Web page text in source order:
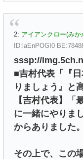
2: アイアンクロー(みか
ID:laEnPOGI0
sssp://
■吉村代表「『
りましょう』と
【吉村代表】「
に一緒にやりま
からありました
その上で、この